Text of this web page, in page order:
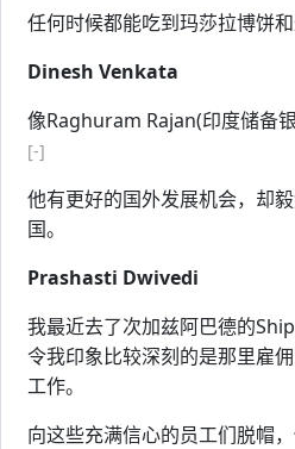
任何时候都能吃到玛莎拉博饼和
Dinesh Venkata
像Raghuram Rajan(印度储备
[-]
他有更好的国外发展机会，却
国。
Prashasti Dwivedi
我最近去了次加兹阿巴德的
令我印象比较深刻的是那里雇
工作。
向这些充满信心的员工们脱帽